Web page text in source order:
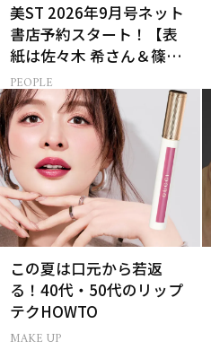
美ST 2026年9月号ネット
書店予約スタート！【表
紙は佐々木 希さん＆篠塚
大輝さん】
PEOPLE
この夏は口元から若返
る！40代・50代のリップ
テクHOWTO
MAKE UP